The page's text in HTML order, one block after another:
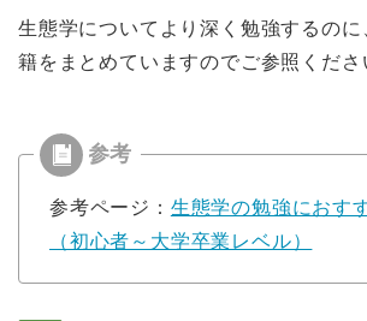
生態学についてより深く勉強するの
籍をまとめていますのでご参照くださ
参考ページ： 生態学の勉強におす
（初心者～大学卒業レベル）